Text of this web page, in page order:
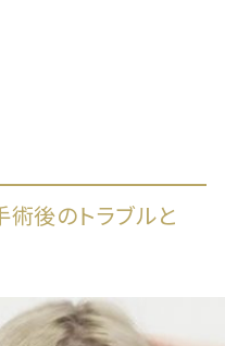
後のトラブルと